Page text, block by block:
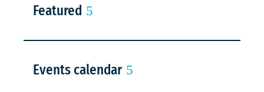
Featured
Events calendar